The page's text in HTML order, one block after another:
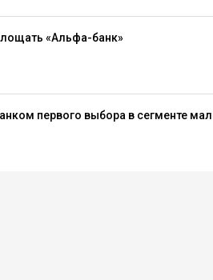
«Альфа-банк»
первого выбора в сегменте